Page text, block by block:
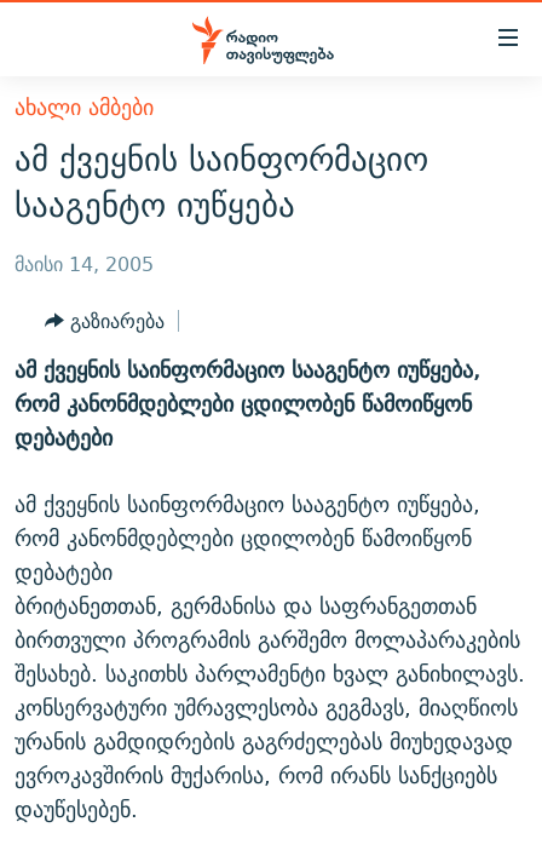
Accessibility
მთავარ
შინაარსზე
დაბრუნება
მთავარ
დაბრუნება
ძიებაზე
დაბრუნება
ᲐᲮᲐᲚᲘ ᲐᲛᲑᲔᲑᲘ
ᲗᲔᲛᲔᲑᲘ
ᲞᲝᲚᲘᲢᲘᲙᲐ
ᲔᲙᲝᲜᲝᲛᲘᲙᲐ
ᲡᲐᲖᲝᲒᲐᲓᲝᲔᲑᲐ
ᲡᲞᲝᲠᲢᲘ
ᲕᲘᲓᲔᲝ
ᲑᲚᲝᲒᲔᲑᲘ
ᲞᲝᲓᲙᲐᲡᲢᲔᲑᲘ
ᲜᲘᲙᲝᲡ ᲞᲝᲓᲙᲐᲡᲢᲘ
60 ᲓᲔᲪᲘᲑᲔᲚᲘ
ᲓᲘᲚᲘᲡ ᲡᲐᲣᲑᲠᲔᲑᲘ
ᲛᲝᲚᲐᲞᲐᲠᲐᲙᲔ ᲢᲔᲥᲡᲢᲔᲑᲘ
ᲨᲘᲜ - ᲣᲪᲮᲝᲔᲗᲨᲘ
ᲚᲘᲢᲔᲠᲐᲢᲣᲠᲣᲚᲘ ᲬᲐᲮᲜᲐᲒᲔᲑᲘ
ᲐᲛᲔᲠᲘᲙᲣᲚᲘ ᲛᲝᲗᲮᲠᲝᲑᲐ
ᲘᲛᲞᲔᲠᲘᲐ ᲓᲐ ᲠᲐᲓᲘᲝ
ᲗᲐᲕᲘᲡᲣᲤᲚᲔᲑᲘᲡ ᲛᲝᲜᲘᲢᲝᲠᲘ
ᲤᲔᲜᲝᲕᲐᲜᲘ - 2.10
ᲗᲥᲕᲔᲜᲘ ᲞᲣᲑᲚᲘᲙᲐᲪᲘᲔᲑᲘ
ᲞᲠᲝᲔᲥᲢᲔᲑᲘ
ᲓᲐᲛᲝᲣᲙᲘᲓᲔᲑᲚᲝᲑᲘᲡ 100 ᲬᲔᲚᲘ
ᲩᲔᲛᲘ ᲡᲘᲙᲕᲓᲘᲚᲘᲡ ᲛᲘᲖᲔᲖᲘᲐ COVID-19
11 ᲬᲔᲚᲘ - 11 ᲐᲛᲑᲐᲕᲘ
ᲡᲐᲞᲐᲠᲚᲐᲛᲔᲜᲢᲝ ᲐᲠᲩᲔᲕᲜᲔᲑᲘᲡ ᲘᲡᲢᲝᲠᲘᲐ
ᲑᲐᲕᲨᲕᲔᲑᲘ ᲞᲠᲝᲡᲢᲘᲢᲣᲪᲘᲐᲨᲘ - ᲐᲛᲝᲣᲗᲥᲛᲔᲚᲘ ᲐᲛᲑᲐᲕᲘ
5 ᲐᲛᲑᲐᲕᲘ - 20 ᲘᲕᲜᲘᲡᲡ ᲓᲐᲨᲐᲕᲔᲑᲣᲚᲔᲑᲘ
ᲐᲒᲕᲘᲡᲢᲝᲡ ᲝᲛᲘ
ПРИВЕТ ᲙᲣᲚᲢᲣᲠᲐ
ЭХО КАВКАЗА
ᲒᲐᲛᲝᲘᲬᲔᲠᲔ
რთე/რთ-ის ყველა საიტი
ᲐᲮᲐᲚᲘ ᲐᲛᲑᲔᲑᲘ
ამ ქვეყნის საინფორმაციო
სააგენტო იუწყება
მაისი 14, 2005
გაზიარება
ამ ქვეყნის საინფორმაციო სააგენტო იუწყება,
რომ კანონმდებლები ცდილობენ წამოიწყონ
დებატები
ამ ქვეყნის საინფორმაციო სააგენტო იუწყება,
რომ კანონმდებლები ცდილობენ წამოიწყონ
დებატები
ბრიტანეთთან, გერმანისა და საფრანგეთთან
ბირთვული პროგრამის გარშემო მოლაპარაკების
შესახებ. საკითხს პარლამენტი ხვალ განიხილავს.
კონსერვატური უმრავლესობა გეგმავს, მიაღწიოს
ურანის გამდიდრების გაგრძელებას მიუხედავად
ევროკავშირის მუქარისა, რომ ირანს სანქციებს
დაუწესებენ.